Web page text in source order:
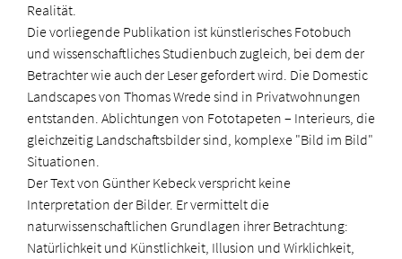
Realität.
Die vorliegende Publikation ist künstlerisches Fotobuch
und wissenschaftliches Studienbuch zugleich, bei dem der
Betrachter wie auch der Leser gefordert wird. Die Domestic
Landscapes von Thomas Wrede sind in Privatwohnungen
entstanden. Ablichtungen von Fototapeten – Interieurs, die
gleichzeitig Landschaftsbilder sind, komplexe "Bild im Bild"
Situationen.
Der Text von Günther Kebeck verspricht keine
Interpretation der Bilder. Er vermittelt die
naturwissenschaftlichen Grundlagen ihrer Betrachtung:
Natürlichkeit und Künstlichkeit, Illusion und Wirklichkeit,